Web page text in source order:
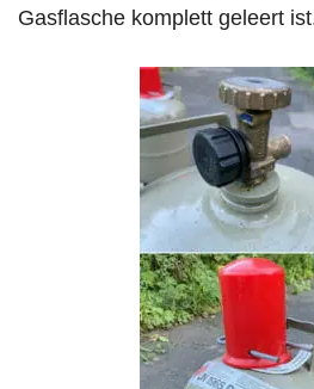
Gasflasche komplett geleert